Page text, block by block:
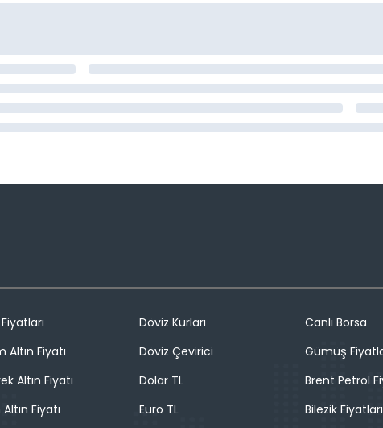
Altın Fiyatı
Altın Fiyatı
Fiyatı
Döviz Kurları
Döviz Çevirici
Dolar TL
Euro TL
Canlı Borsa
Gümüş
Brent Petrol
Bilezik Fiyatları